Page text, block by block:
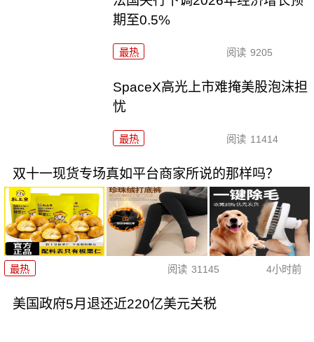
期至0.5%
最热 阅读 9205
SpaceX高光上市难掩美股泡沫担
忧
最热 阅读 11414
双十一现货专场真如平台商家所说的那样吗？
最热 阅读 31145 4小时前
美国政府5月退还近220亿美元关税